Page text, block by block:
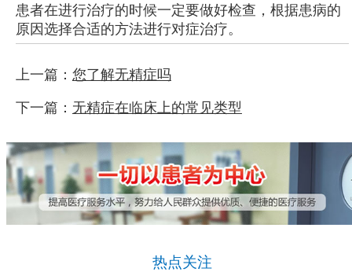
患者在进行治疗的时候一定要做好检查，根据患病的
原因选择合适的方法进行对症治疗。
上一篇： 您了解无精症吗
下一篇： 无精症在临床上的常见类型
热点关注